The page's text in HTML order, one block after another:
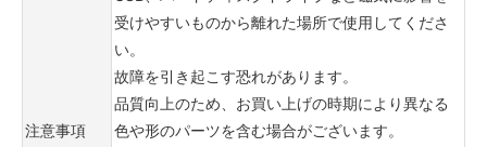
注意事項
受けやすいものから離れた場所で使用してくださ
い。
故障を引き起こす恐れがあります。
品質向上のため、お買い上げの時期により異なる
色や形のパーツを含む場合がございます。